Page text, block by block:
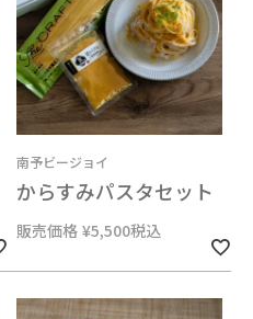
南予ビージョイ
からすみパスタセット
販売価格 ¥5,500税込